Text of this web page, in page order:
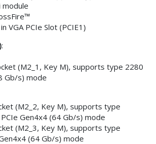
module
VGA PCIe Slot (PCIE1)
:
(M2_1, Key M), supports type 2280
Gb/s) mode
(M2_2, Key M), supports type
Gen4x4 (64 Gb/s) mode
(M2_3, Key M), supports type
(64 Gb/s) mode